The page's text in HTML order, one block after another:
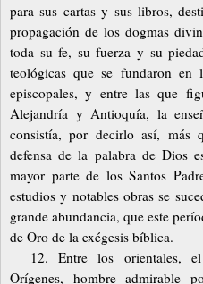
para sus cartas y sus libros,
propagación de los dogmas
toda su fe, su fuerza y su
teológicas que se fundaron en
episcopales, y entre las que
Alejandría y Antioquía, la
consistía, por decirlo así, más
defensa de la palabra de Dios
mayor parte de los Santos
estudios y notables obras se
grande abundancia, que este
de Oro de la exégesis bíblica.
12. Entre los orientales,
Orígenes, hombre admirable